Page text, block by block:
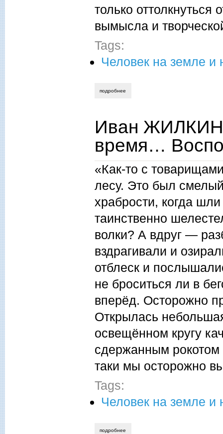
только
вымысла и
Tags:
Человек на земле и
подробнее
Иван
время…
«Как-то с
лесу. Это был
храбрости, когда
таинственно
волки? А вдруг —
вздрагивали и
отблеск и
не броситься ли в
вперёд. Осторожно
Открылась
освещённом кругу
сдержанным рокотом
таки мы осторожно
Tags:
Человек на земле и
подробнее